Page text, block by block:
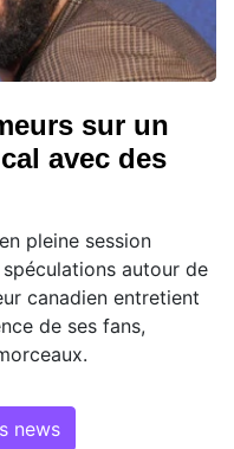
sur un
avec des
pleine session
autour de
canadien entretient
de ses fans,
news